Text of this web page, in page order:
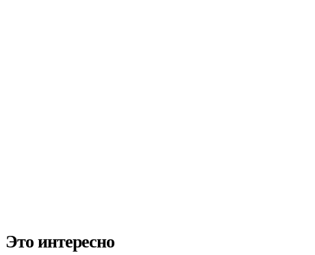
Это интересно